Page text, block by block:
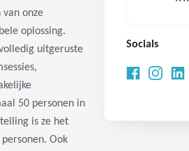
Socials
onze
oplossing.
uitgeruste
50 personen in
is ze het
Ook